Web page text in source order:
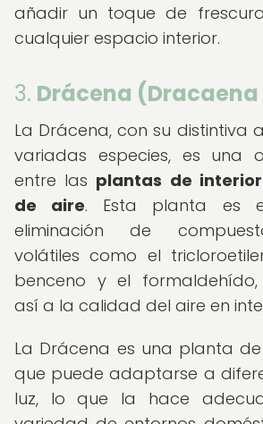
añadir un toque de
cualquier espacio interior.
3. Drácena (Dracaena
La Drácena, con su distintiva
variadas especies, es una
entre las plantas de
de aire. Esta planta es
eliminación de
volátiles como el
benceno y el formaldehído,
así a la calidad del aire en
La Drácena es una planta
que puede adaptarse a
luz, lo que la hace